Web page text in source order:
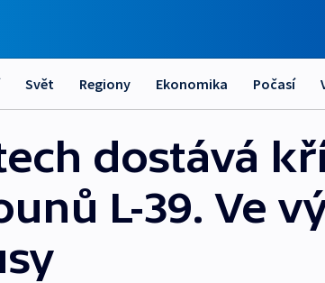
Svět Regiony Ekonomika Počasí
dostává
L-39. Ve